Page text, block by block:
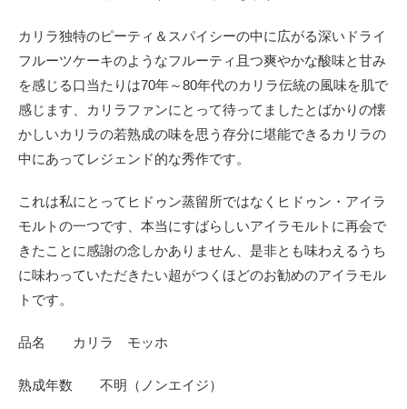
カリラ独特のピーティ＆スパイシーの中に広がる深いドライ
フルーツケーキのようなフルーティ且つ爽やかな酸味と甘み
を感じる口当たりは70年～80年代のカリラ伝統の風味を肌で
感じます、カリラファンにとって待ってましたとばかりの懐
かしいカリラの若熟成の味を思う存分に堪能できるカリラの
中にあってレジェンド的な秀作です。
これは私にとってヒドゥン蒸留所ではなくヒドゥン・アイラ
モルトの一つです、本当にすばらしいアイラモルトに再会で
きたことに感謝の念しかありません、是非とも味わえるうち
に味わっていただきたい超がつくほどのお勧めのアイラモル
トです。
品名 カリラ モッホ
熟成年数 不明 （ノンエイジ）